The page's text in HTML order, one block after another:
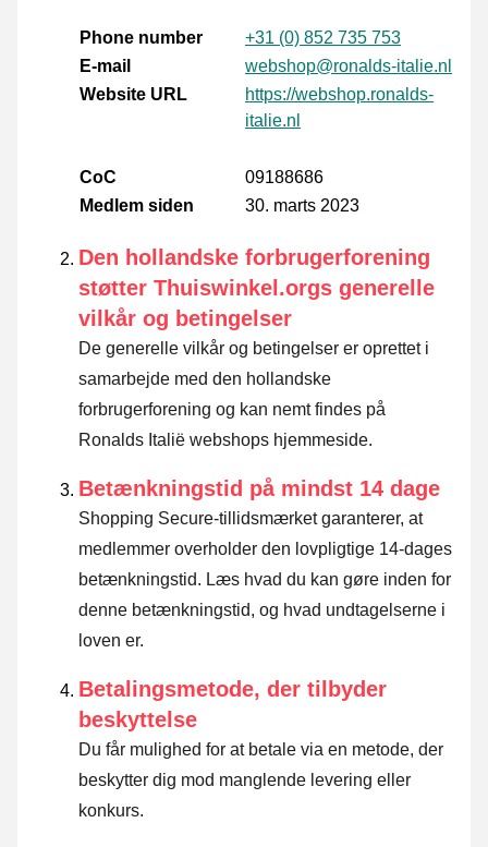
Phone number
+31 (0) 852 735 753
E-mail
webshop@ronalds-italie.nl
Website URL
https://webshop.ronalds-
italie.nl
CoC
09188686
Medlem siden
30. marts 2023
Den hollandske forbrugerforening
støtter Thuiswinkel.orgs generelle
vilkår og betingelser
De generelle vilkår og betingelser er oprettet i
samarbejde med den hollandske
forbrugerforening og kan nemt findes på
Ronalds Italië webshops hjemmeside.
Betænkningstid på mindst 14 dage
Shopping Secure-tillidsmærket garanterer, at
medlemmer overholder den lovpligtige 14-dages
betænkningstid. Læs hvad du kan gøre inden for
denne betænkningstid, og hvad undtagelserne i
loven er.
Betalingsmetode, der tilbyder
beskyttelse
Du får mulighed for at betale via en metode, der
beskytter dig mod manglende levering eller
konkurs.